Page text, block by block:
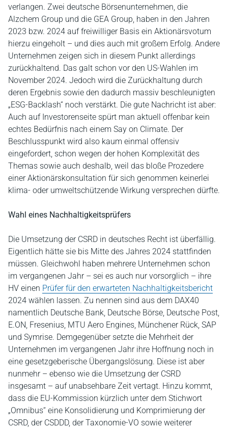
verlangen. Zwei deutsche Börsenunternehmen, die
Alzchem Group und die GEA Group, haben in den Jahren
2023 bzw. 2024 auf freiwilliger Basis ein Aktionärsvotum
hierzu eingeholt – und dies auch mit großem Erfolg. Andere
Unternehmen zeigen sich in diesem Punkt allerdings
zurückhaltend. Das galt schon vor den US-Wahlen im
November 2024. Jedoch wird die Zurückhaltung durch
deren Ergebnis sowie den dadurch massiv beschleunigten
„ESG-Backlash“ noch verstärkt. Die gute Nachricht ist aber:
Auch auf Investorenseite spürt man aktuell offenbar kein
echtes Bedürfnis nach einem Say on Climate. Der
Beschlusspunkt wird also kaum einmal offensiv
eingefordert, schon wegen der hohen Komplexität des
Themas sowie auch deshalb, weil das bloße Prozedere
einer Aktionärskonsultation für sich genommen keinerlei
klima- oder umweltschützende Wirkung versprechen dürfte.
Wahl eines Nachhaltigkeitsprüfers
Die Umsetzung der CSRD in deutsches Recht ist überfällig.
Eigentlich hätte sie bis Mitte des Jahres 2024 stattfinden
müssen. Gleichwohl haben mehrere Unternehmen schon
im vergangenen Jahr – sei es auch nur vorsorglich – ihre
HV einen Prüfer für den erwarteten Nachhaltigkeitsbericht
2024 wählen lassen. Zu nennen sind aus dem DAX40
namentlich Deutsche Bank, Deutsche Börse, Deutsche Post,
E.ON, Fresenius, MTU Aero Engines, Münchener Rück, SAP
und Symrise. Demgegenüber setzte die Mehrheit der
Unternehmen im vergangenen Jahr ihre Hoffnung noch in
eine gesetzgeberische Übergangslösung. Diese ist aber
nunmehr – ebenso wie die Umsetzung der CSRD
insgesamt – auf unabsehbare Zeit vertagt. Hinzu kommt,
dass die EU-Kommission kürzlich unter dem Stichwort
„Omnibus“ eine Konsolidierung und Komprimierung der
CSRD, der CSDDD, der Taxonomie-VO sowie weiterer